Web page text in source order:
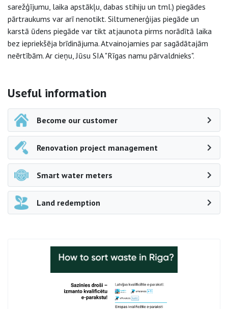
sarežģījumu, laika apstākļu, dabas stihiju un tml.) piegādes
pārtraukums var arī nenotikt. Siltumenerģijas piegāde un
karstā ūdens piegāde var tikt atjaunota pirms norādītā laika
bez iepriekšēja brīdinājuma. Atvainojamies par sagādātajām
neērtībām. Ar cieņu, Jūsu SIA "Rīgas namu pārvaldnieks".
Side navigation
Useful information
Become our customer
Renovation project management
Smart water meters
Land redemption